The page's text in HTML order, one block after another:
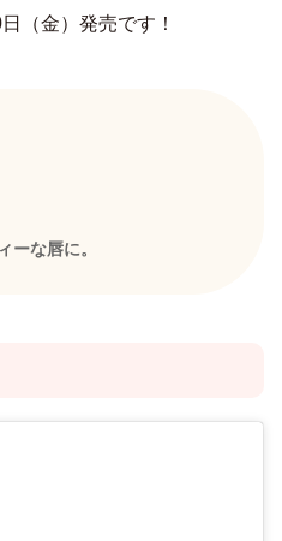
（金）発売です！
ーな唇に。